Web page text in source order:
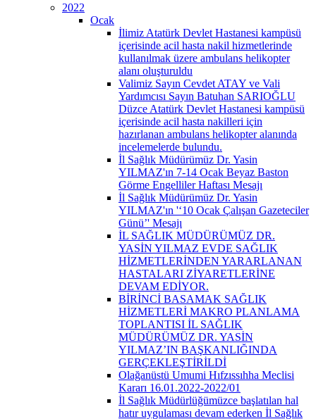
2022
Ocak
İlimiz Atatürk Devlet Hastanesi kampüsü
içerisinde acil hasta nakil hizmetlerinde
kullanılmak üzere ambulans helikopter
alanı oluşturuldu
Valimiz Sayın Cevdet ATAY ve Vali
Yardımcısı Sayın Batuhan SARIOĞLU
Düzce Atatürk Devlet Hastanesi kampüsü
içerisinde acil hasta nakilleri için
hazırlanan ambulans helikopter alanında
incelemelerde bulundu.
İl Sağlık Müdürümüz Dr. Yasin
YILMAZ'ın 7-14 Ocak Beyaz Baston
Görme Engelliler Haftası Mesajı
İl Sağlık Müdürümüz Dr. Yasin
YILMAZ'ın '‘10 Ocak Çalışan Gazeteciler
Günü’' Mesajı
İL SAĞLIK MÜDÜRÜMÜZ DR.
YASİN YILMAZ EVDE SAĞLIK
HİZMETLERİNDEN YARARLANAN
HASTALARI ZİYARETLERİNE
DEVAM EDİYOR.
BİRİNCİ BASAMAK SAĞLIK
HİZMETLERİ MAKRO PLANLAMA
TOPLANTISI İL SAĞLIK
MÜDÜRÜMÜZ DR. YASİN
YILMAZ’IN BAŞKANLIĞINDA
GERÇEKLEŞTİRİLDİ
Olağanüstü Umumi Hıfzıssıhha Meclisi
Kararı 16.01.2022-2022/01
İl Sağlık Müdürlüğümüzce başlatılan hal
hatır uygulaması devam ederken İl Sağlık